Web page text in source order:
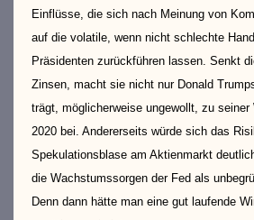
Einflüsse, die sich nach Meinung von
auf die volatile, wenn nicht schlechte
Präsidenten zurückführen lassen. Senkt
Zinsen, macht sie nicht nur Donald
trägt, möglicherweise ungewollt, zu seiner
2020 bei. Andererseits würde sich das
Spekulationsblase am Aktienmarkt
die Wachstumssorgen der Fed als
Denn dann hätte man eine gut laufende